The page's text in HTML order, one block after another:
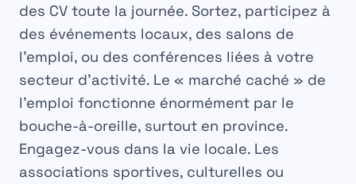
des CV toute la journée. Sortez, participez à
des événements locaux, des salons de
l’emploi, ou des conférences liées à votre
secteur d’activité. Le « marché caché » de
l’emploi fonctionne énormément par le
bouche-à-oreille, surtout en province.
Engagez-vous dans la vie locale. Les
associations sportives, culturelles ou